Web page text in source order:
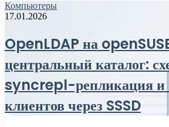
Компьютеры
17.01.2026
OpenLDAP на
центральный каталог:
syncrepl-репликация и
клиентов через SSSD